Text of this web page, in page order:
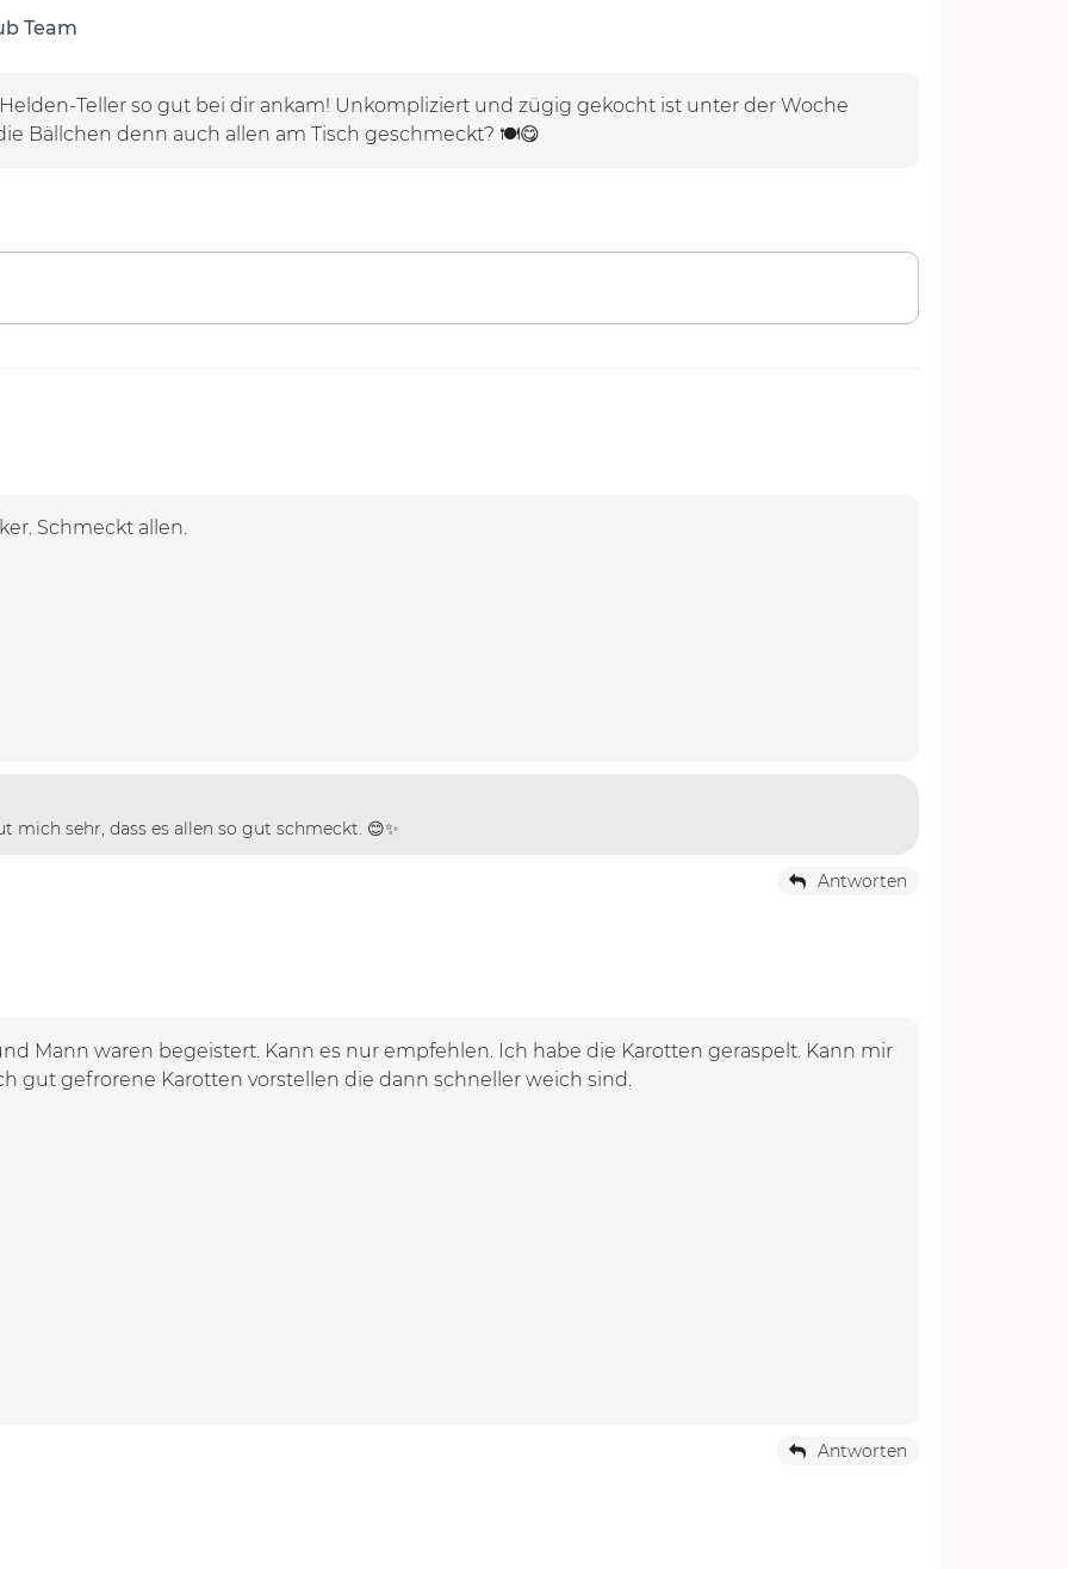
Team
Teller so gut bei dir ankam! Unkompliziert und zügig gekocht ist unter der Woche
Bällchen denn auch allen am Tisch geschmeckt? 🍽️😋
Schmeckt allen.
mich sehr, dass es allen so gut schmeckt. 😊✨
Antworten
Mann waren begeistert. Kann es nur empfehlen. Ich habe die Karotten geraspelt. Kann mir
gut gefrorene Karotten vorstellen die dann schneller weich sind.
Antworten